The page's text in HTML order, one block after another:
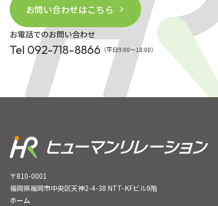
お問い合わせはこちら
お電話でのお問い合わせ
Tel 092-718-8866 （平日9:00〜18:00）
〒810-0001
福岡県福岡市中央区天神2-4-38 NTT-KFビル9階
ホーム